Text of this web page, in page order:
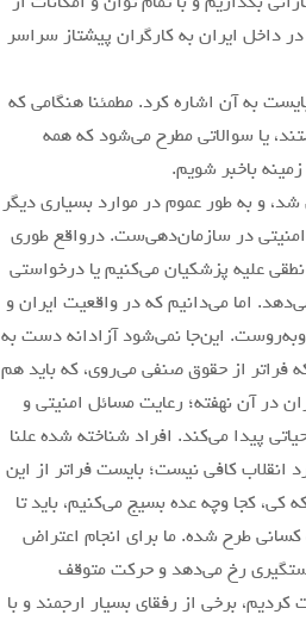
داخل ایران به کارگران پیشتاز سراسر
به آن‌ اشاره کرد. مطمئنا هنگامی که
یا سوالاتی مطرح می‌شود که همه
باخبر شویم.
و به طور عموم در موارد بسیاری دیگر
امنیتی در سازمان‌دهی‌ست. درواقع طوری
نطقی علیه پزشکیان می‌کنیم یا درخواستی
اما می‌دانیم که در واقعیت ایران و
این‌جا نمی‌شود آزادانه دست به
فراتر از حقوق صنفی می‌روی، که باید هم
در آن نهفته؛ رعایت مسائل امنیتی و
پیدا می‌کند. افراد شناخته شده علنا
کافی نیست؛ بایست فراتر از این
کجا وچه عده بسیج می‌کنیم، باید تا
طرح شده. ما برای انجام اعتراض
رخ می‌دهد و حرکت متوقف
برخی از رفقای بسیار ارجمند و با